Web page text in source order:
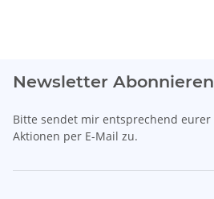
Newsletter Abonnieren
Bitte sendet mir entsprechend eurer
Aktionen per E-Mail zu.